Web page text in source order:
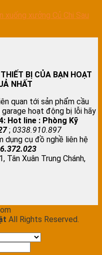
xuống xưởng Củ Chi Sau
BỊ CỦA BẠN HOẠT
NHẤT
quan tới sản phẩm cầu
hoạt động bị lỗi hãy
Hot line : Phòng Kỹ
; 0338.910.897
dụng cụ đồ nghề liên hệ
Tân Xuân Trung Chánh,
All Rights Reserved.